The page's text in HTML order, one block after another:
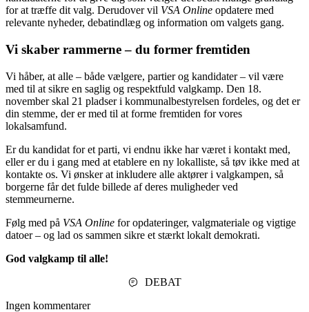
for at træffe dit valg. Derudover vil VSA Online opdatere med
relevante nyheder, debatindlæg og information om valgets gang.
Vi skaber rammerne – du former fremtiden
Vi håber, at alle – både vælgere, partier og kandidater – vil være
med til at sikre en saglig og respektfuld valgkamp. Den 18.
november skal 21 pladser i kommunalbestyrelsen fordeles, og det er
din stemme, der er med til at forme fremtiden for vores
lokalsamfund.
Er du kandidat for et parti, vi endnu ikke har været i kontakt med,
eller er du i gang med at etablere en ny lokalliste, så tøv ikke med at
kontakte os. Vi ønsker at inkludere alle aktører i valgkampen, så
borgerne får det fulde billede af deres muligheder ved
stemmeurnerne.
Følg med på VSA Online for opdateringer, valgmateriale og vigtige
datoer – og lad os sammen sikre et stærkt lokalt demokrati.
God valgkamp til alle!
DEBAT
Ingen kommentarer